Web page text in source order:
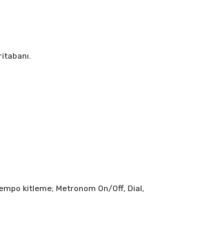
kitleme; Metronom On/Off, Dial,